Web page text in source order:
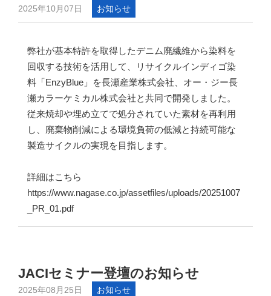
2025年10月07日 お知らせ
弊社が基本特許を取得したデニム廃繊維から染料を
回収する技術を活用して、リサイクルインディゴ染
料「EnzyBlue」を長瀬産業株式会社、オー・ジー長
瀬カラーケミカル株式会社と共同で開発しました。
従来焼却や埋め立てで処分されていた素材を再利用
し、廃棄物削減による環境負荷の低減と持続可能な
製造サイクルの実現を目指します。
詳細はこちら
https://www.nagase.co.jp/assetfiles/uploads/20251007
_PR_01.pdf
JACIセミナー登壇のお知らせ
2025年08月25日 お知らせ